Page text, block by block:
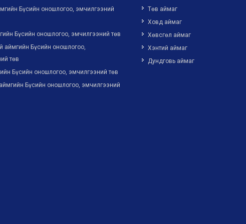
Бүсийн оношлогоо, эмчилгээний
Бүсийн оношлогоо, эмчилгээний төв
аймгийн Бүсийн оношлогоо,
төв
Бүсийн оношлогоо, эмчилгээний төв
Бүсийн оношлогоо, эмчилгээний
Төв аймаг
Ховд аймаг
Хөвсгөл аймаг
Хэнтий аймаг
Дундговь аймаг